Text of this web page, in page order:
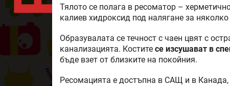
Тялото се полага в ресоматор –
калиев хидроксид под налягане за
Образувалата се течност с чаен цвят с
канализацията. Костите се изсушават в
бъде взет от близките на покойния.
Ресомацията е достъпна в САЩ и в